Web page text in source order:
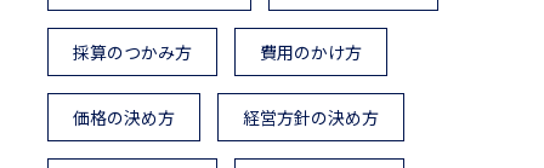
採算のつかみ方 費用のかけ方
価格の決め方 経営方針の決め方